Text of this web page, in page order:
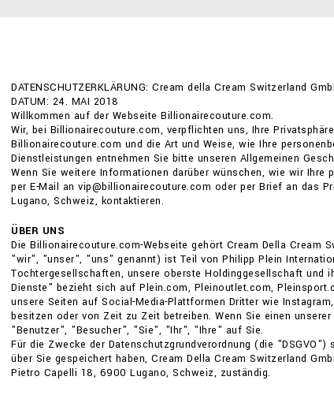
DATENSCHUTZERKLÄRUNG: Cream della Cream Switzerland
DATUM: 24. MAI 2018
Willkommen auf der Webseite Billionairecouture.com.
Wir, bei Billionairecouture.com, verpflichten uns, Ihre
Billionairecouture.com und die Art und Weise, wie Ihre
Dienstleistungen entnehmen Sie bitte unseren Allgemeinen
Wenn Sie weitere Informationen darüber wünschen, wie wir Ihre
per E-Mail an vip@billionairecouture.com oder per Brief an das
Lugano, Schweiz, kontaktieren.
ÜBER UNS
Die Billionairecouture.com-Webseite gehört Cream Della Cream
"wir", "unser", "uns" genannt) ist Teil von Philipp Plein
Tochtergesellschaften, unsere oberste Holdinggesellschaft und
Dienste" bezieht sich auf Plein.com, Pleinoutlet.com,
unsere Seiten auf Social-Media-Plattformen Dritter wie
besitzen oder von Zeit zu Zeit betreiben. Wenn Sie einen
"Benutzer", "Besucher", "Sie", "Ihr", "Ihre" auf Sie.
Für die Zwecke der Datenschutzgrundverordnung (die
über Sie gespeichert haben, Cream Della Cream Switzerland
Pietro Capelli 18, 6900 Lugano, Schweiz, zuständig.